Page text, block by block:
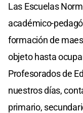
Las Escuelas
académico-
formación de
objeto hasta
Profesorados de
nuestros días,
primario,